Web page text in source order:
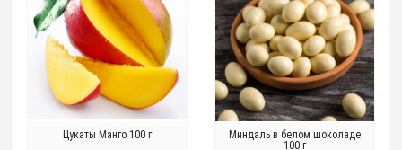
Цукаты Манго 100 г
Миндаль в белом шоколаде
100 г